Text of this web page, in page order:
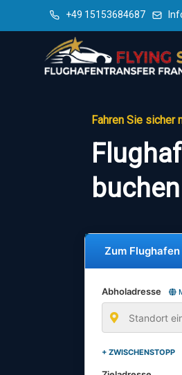
+49 15153684687
Fahren Sie sicher
buchen
Zum Flughafen
Abholadresse
+ ZWISCHENSTOPP